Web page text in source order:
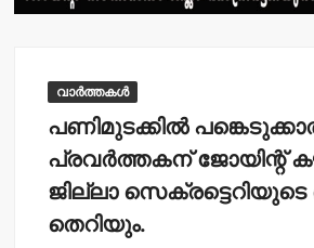
വാർത്തകൾ
പണിമുടക്കില്‍
പ്രവര്‍ത്തകന് ജോയിന്റ്
ജില്ലാ
തെറിയും.